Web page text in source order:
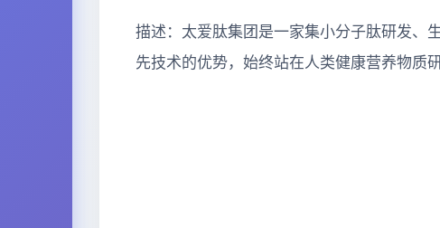
描述：太爱肽集团是一家集小分子肽研发、
先技术的优势，始终站在人类健康营养物质